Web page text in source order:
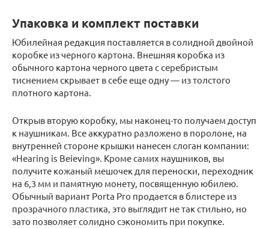
Упаковка и комплект поставки
Юбилейная редакция поставляется в солидной двойной
коробке из черного картона. Внешняя коробка из
обычного картона черного цвета с серебристым
тиснением скрывает в себе еще одну — из толстого
плотного картона.
Открыв вторую коробку, мы наконец-то получаем доступ
к наушникам. Все аккуратно разложено в поролоне, на
внутренней стороне крышки нанесен слоган компании:
«Hearing is Beieving». Кроме самих наушников, вы
получите кожаный мешочек для переноски, переходник
на 6,3 мм и памятную монету, посвященную юбилею.
Обычный вариант Porta Pro продается в блистере из
прозрачного пластика, это выглядит не так стильно, но
зато позволяет солидно сэкономить при покупке.